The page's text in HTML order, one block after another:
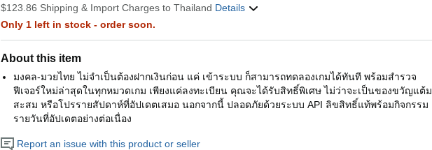
$123.86 Shipping & Import Charges to Thailand Details
Only 1 left in stock - order soon.
About this item
มงคล-มวยไทย ไม่จำเป็นต้องฝากเงินก่อน แค่ เข้าระบบ ก็สามารถทดลองเกมได้ทันที พร้อมสำรวจ
ฟีเจอร์ใหม่ล่าสุดในทุกหมวดเกม เพียงแค่ลงทะเบียน คุณจะได้รับสิทธิ์พิเศษ ไม่ว่าจะเป็นของขวัญแต้ม
สะสม หรือโปรรายสัปดาห์ที่อัปเดตเสมอ นอกจากนี้ ปลอดภัยด้วยระบบ API ลิขสิทธิ์แท้พร้อมกิจกรรม
รายวันที่อัปเดตอย่างต่อเนื่อง
Report an issue with this product or seller